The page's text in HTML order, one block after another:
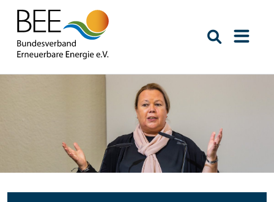
Suche